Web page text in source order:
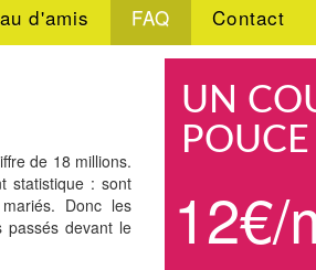
d'amis FAQ Contact
de 18 millions.
statistique : sont
Donc les
passés devant le
UN
12€/